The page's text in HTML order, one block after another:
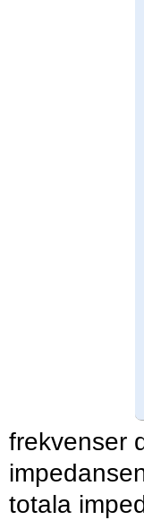
frekvenser
totala